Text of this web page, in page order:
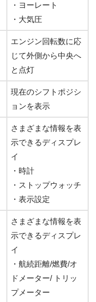
・ヨーレート
・大気圧
エンジン回転数に応
じて外側から中央へ
と点灯
現在のシフトポジシ
ョンを表示
さまざまな情報を表
示できるディスプレ
イ
・時計
・ストップウォッチ
・表示設定
さまざまな情報を表
示できるディスプレ
イ
・航続距離/燃費/オ
ドメーター/ トリッ
プメーター